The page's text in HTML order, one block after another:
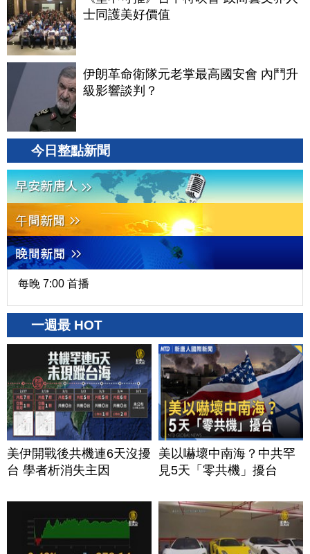
士同護美好價值
伊朗革命衛隊元老掌最高國安會 內鬥升
級影響談判？
今日整點新聞
每晚 7:00 首播
一週最 HOT
美伊開戰後共機連6天沒擾
台 學者析消失主因
美以嚇壞中南海？中共罕
見5天「零共機」擾台